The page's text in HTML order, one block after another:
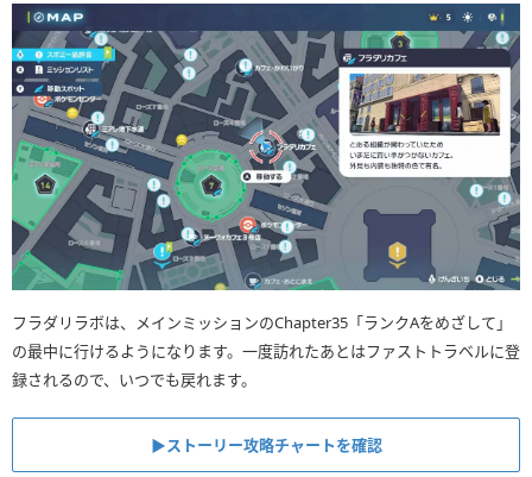
フラダリラボは、メインミッションのChapter35「ランクAをめざして」
の最中に行けるようになります。一度訪れたあとはファストトラベルに登
録されるので、いつでも戻れます。
▶︎ストーリー攻略チャートを確認